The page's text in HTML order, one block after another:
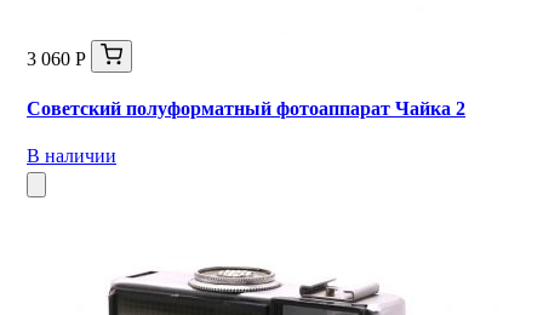
3 060 Р
Советский полуформатный фотоаппарат Чайка 2
В наличии